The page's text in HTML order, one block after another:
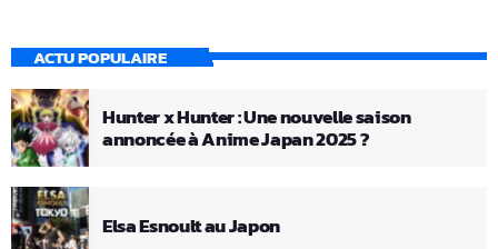
ACTU POPULAIRE
Hunter x Hunter : Une nouvelle saison
annoncée à Anime Japan 2025 ?
Elsa Esnoult au Japon